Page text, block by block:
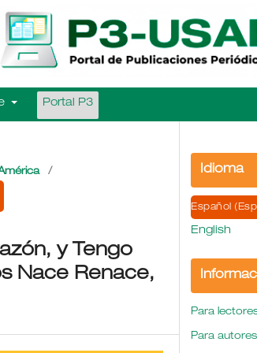
Portal P3
/
y Tengo
Nace Renace,
Idioma
Español
English
Para
Para